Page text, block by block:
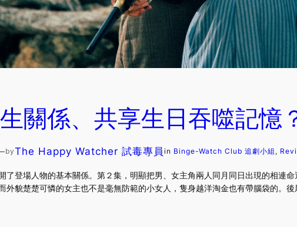
關係、共享生日吞噬記憶
byThe Happy Watcher 試毒專員 in Binge-Watch Club 追劇小組 ,
了登場人物的基本關係。第２集，明顯把男、女主角兩人同月同日出現的相連
外貌楚楚可憐的女主也不是毫無防範的小女人，隻身越洋淘金也有帶腦袋的。後